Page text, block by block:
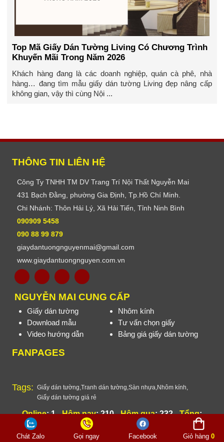
Top Mã Giấy Dán Tường Living Có Chương Trình
Khuyến Mãi Trong Năm 2026
Khách hàng đang là các doanh nghiệp, quán cà phê, nhà
hàng… đang tìm mẫu giấy dán tường Living đẹp nâng cấp
không gian, vậy thì cùng Nội ...
THÔNG TIN LIÊN HỆ
Công Ty TNHH TM DV Trang Trí Nội Thất Nguyễn Mai
431 Bạch Đằng, phường Gia Định, Tp.Hồ Chí Minh.
Chi Nhánh: Thôn Hải Lý, Xã Hải Tiến, Tỉnh Ninh Bình
090909 5458
090 88 99 879
giaydantuongnguyenmai@gmail.com
www.giaydantuongnguyen.com.vn
NGUYỄN MAI CUNG CẤP
Giấy dán tường
Nhôm kính
Download mẫu
Tư vấn chọn giấy
Video hướng dẫn
Bảng giá giấy dán tường
FANPAGES
Tags: Giấy dán tường Tranh dán tường ,Sàn nhựa Nhôm kính
Giấy dán tường giá rẻ
Online: 1 -Hôm nay: 210 -Hôm qua: 232 -Tổng:
Thiết kế website Vietnhan.co
Chát Zalo Gọi ngay Facebook Giỏ hàng 0